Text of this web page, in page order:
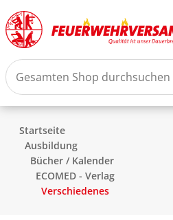
Startseite
Ausbildung
Bücher / Kalender
ECOMED - Verlag
Verschiedenes